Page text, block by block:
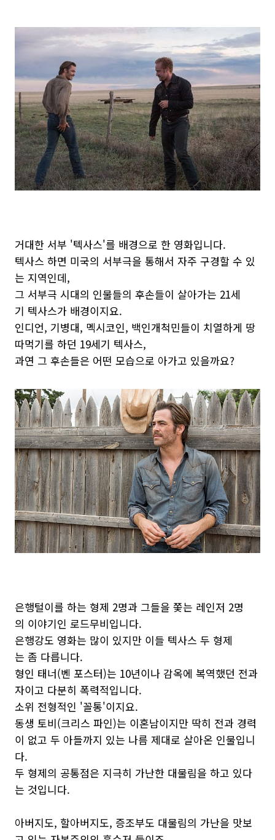
거대한 서부 '텍사스'를 배경으로 한 영화입니다.
텍사스 하면 미국의 서부극을 통해서 자주 구경할 수 있
는 지역인데,
그 서부극 시대의 인물들의 후손들이 살아가는 21세
기 텍사스가 배경이지요.
인디언, 기병대, 멕시코인, 백인개척민들이 치열하게 땅
따먹기를 하던 19세기 텍사스,
과연 그 후손들은 어떤 모습으로 아가고 있을까요?
은행털이를 하는 형제 2명과 그들을 쫓는 레인저 2명
의 이야기인 로드무비입니다.
은행강도 영화는 많이 있지만 이들 텍사스 두 형제
는 좀 다릅니다.
형인 태너(벤 포스터)는 10년이나 감옥에 복역했던 전과
자이고 다분히 폭력적입니다.
소위 전형적인 '꼴통'이지요.
동생 토비(크리스 파인)는 이혼남이지만 딱히 전과 경력
이 없고 두 아들까지 있는 나름 제대로 살아온 인물입니
다.
두 형제의 공통점은 지극히 가난한 대물림을 하고 있다
는 것입니다.
아버지도, 할아버지도, 증조부도 대물림의 가난을 맛보